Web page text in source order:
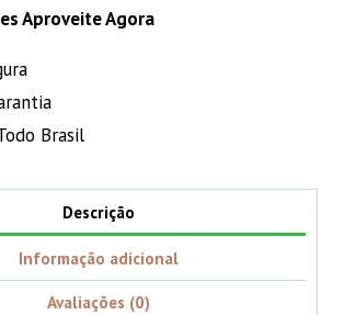
Aproveite Agora
Brasil
Descrição
Informação adicional
Avaliações (0)